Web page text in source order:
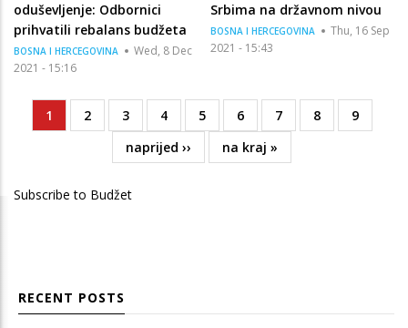
oduševljenje: Odbornici
prihvatili rebalans budžeta
BOSNA I HERCEGOVINA
Wed, 8 Dec
2021 - 15:16
Srbima na državnom nivou
BOSNA I HERCEGOVINA
Thu, 16 Sep
2021 - 15:43
Pagination
Current
page
1 Page
2 Page
3 Page
4 Page
5 Page
6 Page
7 Page
8 Page
9
Next
page
naprijed ››
Last
page
na kraj »
Subscribe to Budžet
RECENT POSTS